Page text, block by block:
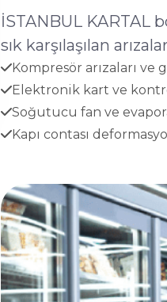
İSTANBUL
sık karşılaşılan
Kompresör arızaları ve
Elektronik kart ve
Soğutucu fan ve
Kapı contası